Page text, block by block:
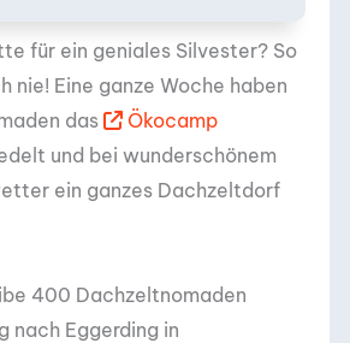
für ein geniales Silvester? So
nie! Eine ganze Woche haben
das
Ökocamp
und bei wunderschönem
ein ganzes Dachzeltdorf
400 Dachzeltnomaden
nach Eggerding in